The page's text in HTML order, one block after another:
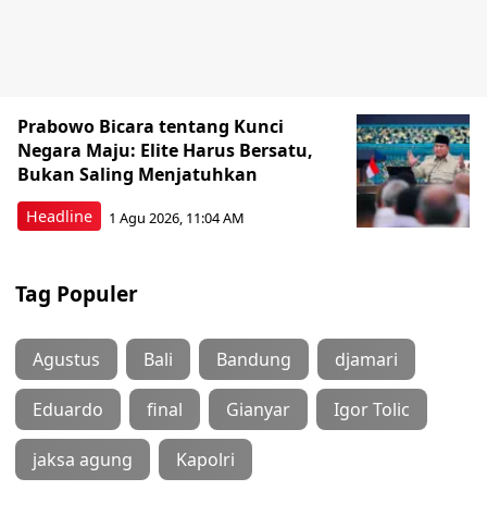
Headline
Prabowo Bicara tentang Kunci
Negara Maju: Elite Harus Bersatu,
Bukan Saling Menjatuhkan
1 Agu 2026, 11:04 AM
Tag Populer
Agustus Bali Bandung djamari
Eduardo final Gianyar Igor Tolic
jaksa agung Kapolri